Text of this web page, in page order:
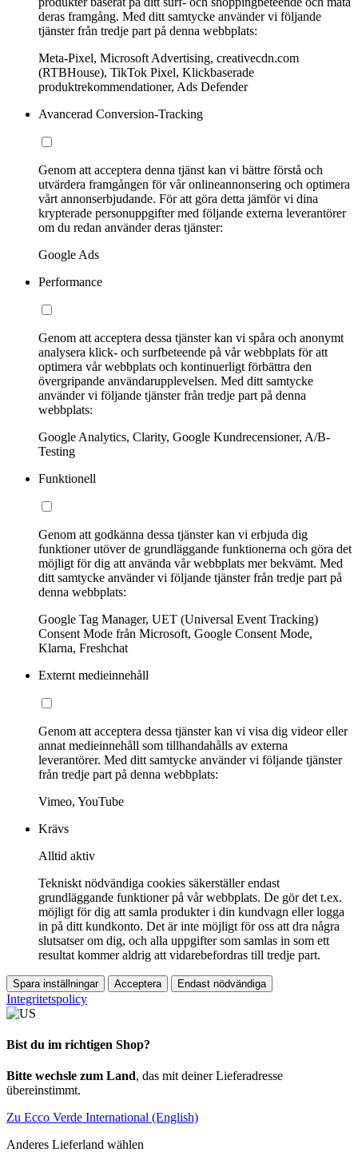
deras framgång. Med ditt samtycke använder vi följande
tjänster från tredje part på denna webbplats:
Meta-Pixel, Microsoft Advertising, creativecdn.com
(RTBHouse), TikTok Pixel, Klickbaserade
produktrekommendationer, Ads Defender
Avancerad Conversion-Tracking
Genom att acceptera denna tjänst kan vi bättre förstå och
utvärdera framgången för vår onlineannonsering och optimera
vårt annonserbjudande. För att göra detta jämför vi dina
krypterade personuppgifter med följande externa leverantörer
om du redan använder deras tjänster:
Google Ads
Performance
Genom att acceptera dessa tjänster kan vi spåra och anonymt
analysera klick- och surfbeteende på vår webbplats för att
optimera vår webbplats och kontinuerligt förbättra den
övergripande användarupplevelsen. Med ditt samtycke
använder vi följande tjänster från tredje part på denna
webbplats:
Google Analytics, Clarity, Google Kundrecensioner, A/B-
Testing
Funktionell
Genom att godkänna dessa tjänster kan vi erbjuda dig
funktioner utöver de grundläggande funktionerna och göra det
möjligt för dig att använda vår webbplats mer bekvämt. Med
ditt samtycke använder vi följande tjänster från tredje part på
denna webbplats:
Google Tag Manager, UET (Universal Event Tracking)
Consent Mode från Microsoft, Google Consent Mode,
Klarna, Freshchat
Externt medieinnehåll
Genom att acceptera dessa tjänster kan vi visa dig videor eller
annat medieinnehåll som tillhandahålls av externa
leverantörer. Med ditt samtycke använder vi följande tjänster
från tredje part på denna webbplats:
Vimeo, YouTube
Krävs
Alltid aktiv
Tekniskt nödvändiga cookies säkerställer endast
grundläggande funktioner på vår webbplats. De gör det t.ex.
möjligt för dig att samla produkter i din kundvagn eller logga
in på ditt kundkonto. Det är inte möjligt för oss att dra några
slutsatser om dig, och alla uppgifter som samlas in som ett
resultat kommer aldrig att vidarebefordras till tredje part.
Spara inställningar Acceptera Endast nödvändiga
Integritetspolicy
Bist du im richtigen Shop?
Bitte wechsle zum Land, das mit deiner Lieferadresse
übereinstimmt.
Zu Ecco Verde International (English)
Anderes Lieferland wählen